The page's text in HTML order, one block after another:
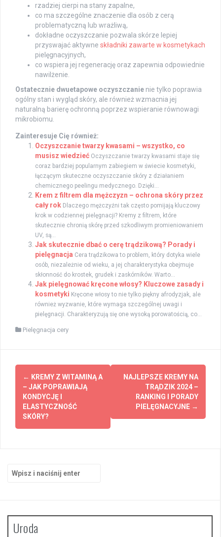
rzadziej cierpi na stany zapalne,
co ma szczególne znaczenie dla osób z cerą
problematyczną lub wrażliwą,
dokładne oczyszczanie pozwala skórze lepiej
przyswajać aktywne składniki zawarte w kosmetykach
pielęgnacyjnych,
co wspiera jej regenerację oraz zapewnia odpowiednie
nawilżenie.
Ostatecznie dwuetapowe oczyszczanie nie tylko poprawia
ogólny stan i wygląd skóry, ale również wzmacnia jej
naturalną barierę ochronną poprzez wspieranie równowagi
mikrobiomu.
Zainteresuje Cię również:
Oczyszczanie twarzy kwasami – wszystko, co
musisz wiedzieć Oczyszczanie twarzy kwasami staje się
coraz bardziej popularnym zabiegiem w świecie kosmetyki,
łączącym skuteczne oczyszczanie skóry z działaniem
chemicznego peelingu medycznego. Dzięki...
Krem z filtrem dla mężczyzn – ochrona skóry przez
cały rok Dlaczego mężczyźni tak często pomijają kluczowy
krok w codziennej pielęgnacji? Kremy z filtrem, które
skutecznie chronią skórę przed szkodliwym promieniowaniem
UV, są...
Jak skutecznie dbać o cerę trądzikową? Porady i
pielęgnacja Cera trądzikowa to problem, który dotyka wiele
osób, niezależnie od wieku, a jej charakterystyka obejmuje
skłonność do krostek, grudek i zaskórników. Warto...
Jak pielęgnować kręcone włosy? Kluczowe zasady i
kosmetyki Kręcone włosy to nie tylko piękny afrodyzjak, ale
również wyzwanie, które wymaga szczególnej uwagi i
pielęgnacji. Charakteryzują się one wysoką porowatością, co...
Pielęgnacja cery
Zobacz
wpisy
← KREMY Z WITAMINĄ A
– JAK POPRAWIAJĄ
KONDYCJĘ I
ELASTYCZNOŚĆ
SKÓRY?
NAJLEPSZE KREMY NA
TRĄDZIK 2024 –
RANKING I PORADY
PIELĘGNACYJNE →
Uroda